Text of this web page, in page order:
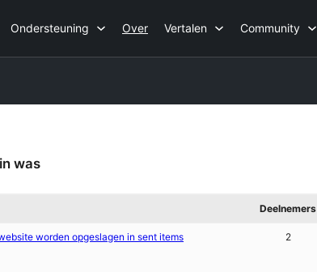
Ondersteuning Over Vertalen Community
was
Deelnemers
worden opgeslagen in sent items 2